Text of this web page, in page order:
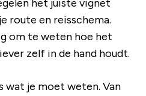
het juiste vignet
route en reisschema.
om te weten hoe het
zelf in de hand houdt.
wat je moet weten. Van